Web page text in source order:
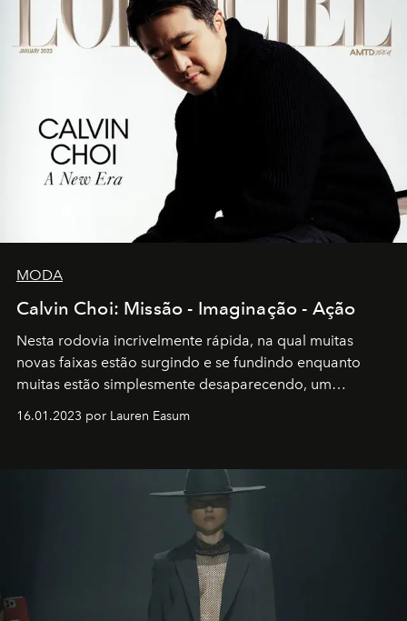
MODA
Calvin Choi: Missão - Imaginação - Ação
Nesta rodovia incrivelmente rápida, na qual muitas
novas faixas estão surgindo e se fundindo enquanto
muitas estão simplesmente desaparecendo, um
transportador AMTD abrindo caminho para muitos
por propósitos, com um claro senso de missão na vida e
16.01.2023 por Lauren Easum